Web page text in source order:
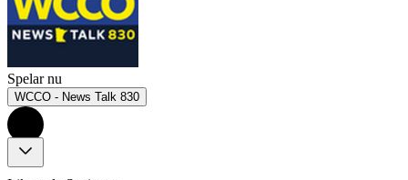
Spelar nu
WCCO - News Talk 830